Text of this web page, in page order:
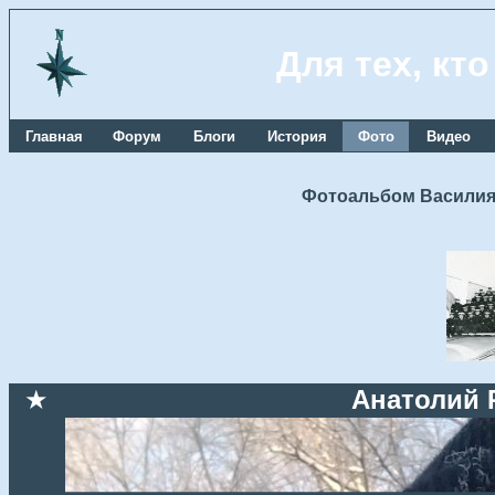
Для тех,
Главная Форум Блоги История Фото Видео
Фотоальбом
★ Анатолий